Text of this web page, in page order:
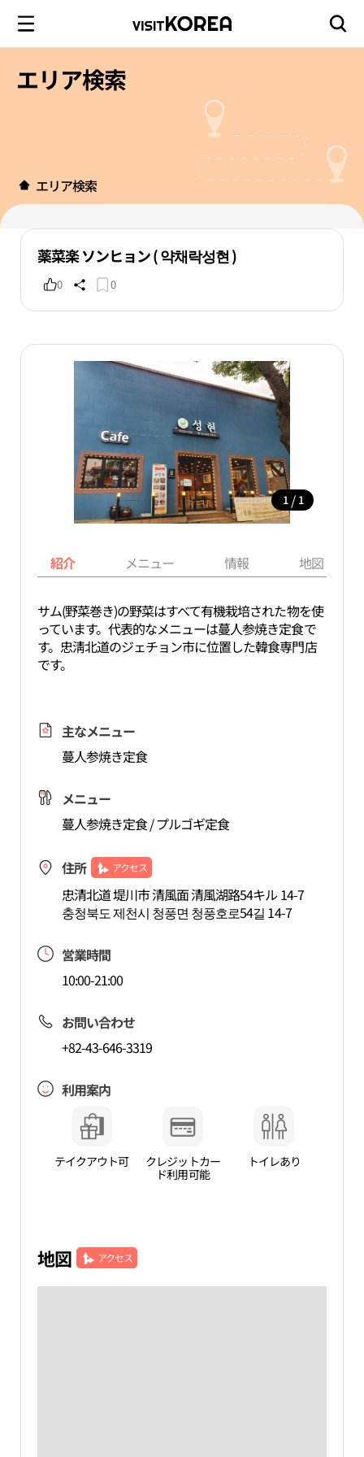
エリア検索
エリア検索
薬菜楽 ソンヒョン ( 약채락성현 )
0 0
1 / 1
紹介 メニュー 情報 地図
サム(野菜巻き)の野菜はすべて有機栽培された物を使
っています。代表的なメニューは蔓人参焼き定食で
す。忠淸北道のジェチョン市に位置した韓食専門店
です。
主なメニュー
蔓人参焼き定食
メニュー
蔓人参焼き定食 / プルゴギ定食
住所 アクセス
忠清北道 堤川市 清風面 清風湖路54キル 14-7
충청북도 제천시 청풍면 청풍호로54길 14-7
営業時間
10:00-21:00
お問い合わせ
+82-43-646-3319
利用案内
テイクアウト可
クレジットカー
ド利用可能
トイレあり
地図 アクセス